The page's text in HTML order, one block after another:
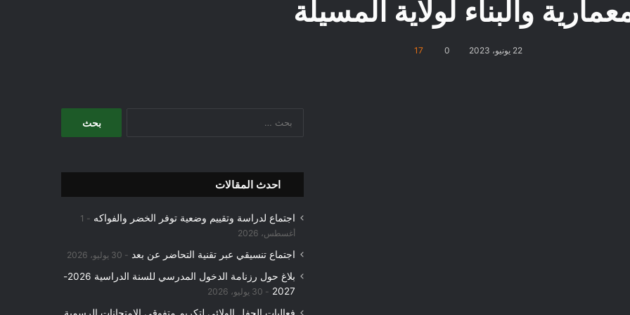
والبناء لولاية المسيلة
22 يونيو، 2023 0
17
احدث المقالات
اجتماع لدراسة وتقييم وضعية توفر الخضر والفواكه
1
أغسطس، 2026
اجتماع تنسيقي عبر تقنية التحاضر عن بعد 30 يوليو، 2026
بلاغ حول رزنامة الدخول المدرسي للسنة الدراسية 2026-
2027
30 يوليو، 2026